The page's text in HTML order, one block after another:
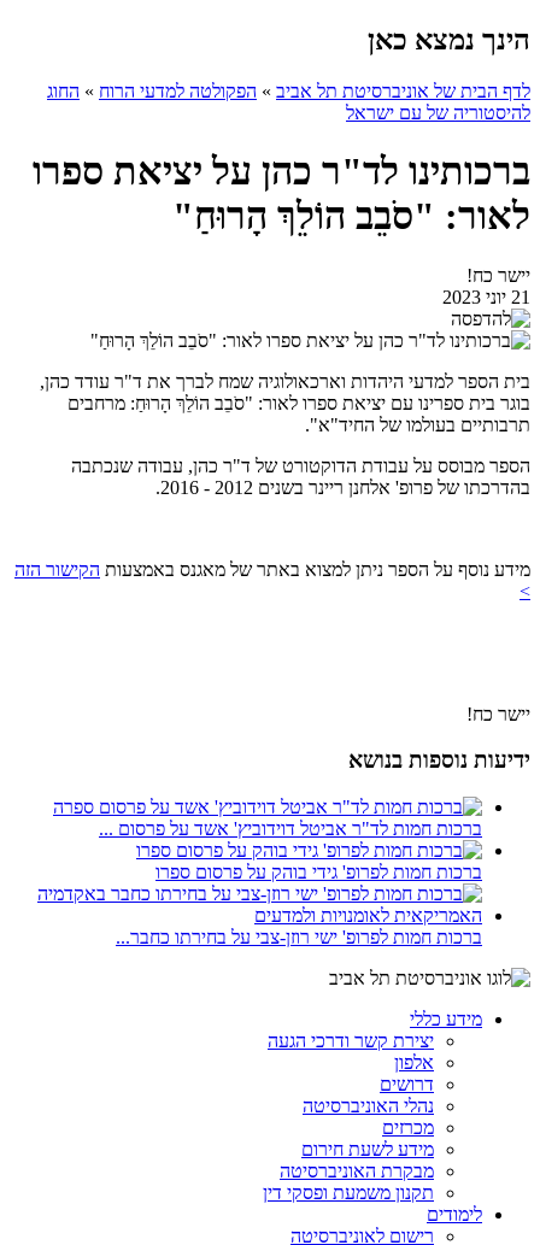
הינך נמצא כאן
לדף הבית של אוניברסיטת תל אביב » הפקולטה למדעי הרוח » החוג
להיסטוריה של עם ישראל
ברכותינו לד"ר כהן על יציאת ספרו
לאור: "סֹבֵב הוֹלֵךְ הָרוּחַ"
יישר כח!
21 יוני 2023
בית הספר למדעי היהדות וארכאולוגיה שמח לברך את ד"ר עודד כהן,
בוגר בית ספרינו עם יציאת ספרו לאור: "סֹבֵב הוֹלֵךְ הָרוּחַ: מרחבים
תרבותיים בעולמו של החיד"א".
הספר מבוסס על עבודת הדוקטורט של ד"ר כהן, עבודה שנכתבה
בהדרכתו של פרופ' אלחנן ריינר בשנים 2012 - 2016.
מידע נוסף על הספר ניתן למצוא באתר של מאגנס באמצעות הקישור הזה
>
יישר כח!
ידיעות נוספות בנושא
ברכות חמות לד"ר אביטל דוידוביץ' אשד על פרסום ...
ברכות חמות לפרופ' גידי בוהק על פרסום ספרו
ברכות חמות לפרופ' ישי רוזן-צבי על בחירתו כחבר...
מידע כללי
יצירת קשר ודרכי הגעה
אלפון
דרושים
נהלי האוניברסיטה
מכרזים
מידע לשעת חירום
מבקרת האוניברסיטה
תקנון משמעת ופסקי דין
לימודים
רישום לאוניברסיטה